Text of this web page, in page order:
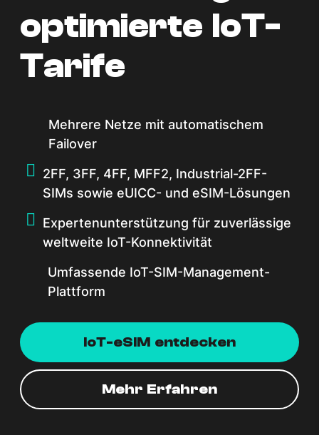
optimierte IoT-
Tarife
Mehrere Netze mit automatischem
Failover
2FF, 3FF, 4FF, MFF2, Industrial-2FF-
SIMs sowie eUICC- und eSIM-Lösungen
Expertenunterstützung für zuverlässige
weltweite IoT-Konnektivität
Umfassende IoT-SIM-Management-
Plattform
IoT-eSIM entdecken
Mehr Erfahren